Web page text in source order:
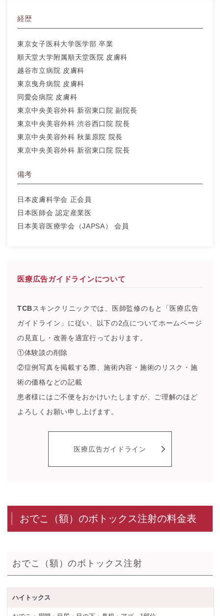
経歴
東京女子医科大学医学部 卒業
順天堂大学附属順天堂医院 皮膚科
越谷市立病院 皮膚科
東京曳舟病院 皮膚科
同愛会病院 皮膚科
東京中央美容外科 新宿東口院 副院長
東京中央美容外科 渋谷西口院 院長
東京中央美容外科 秋葉原院 院長
東京中央美容外科 新宿東口院 院長
備考
日本皮膚科学会 正会員
日本医師会 認定産業医
日本美容医療学会（JAPSA） 会員
医療広告ガイドラインについて
TCBスキンクリニックでは、医師監修のもと「医療広告
ガイドライン」に従い、以下の2点についてホームページ
の見直し・改善を適宜行っております。
①体験談の削除
②症例写真を掲載する際、施術内容・施術のリスク・施
術の価格などの記載
患者様にはご不便をおかけいたしますが、ご理解のほど
よろしくお願い申し上げます。
医療広告ガイドライン
おでこ（額）のボトックス注射の料金表
おでこ（額）のボトックス注射
ハイトックス